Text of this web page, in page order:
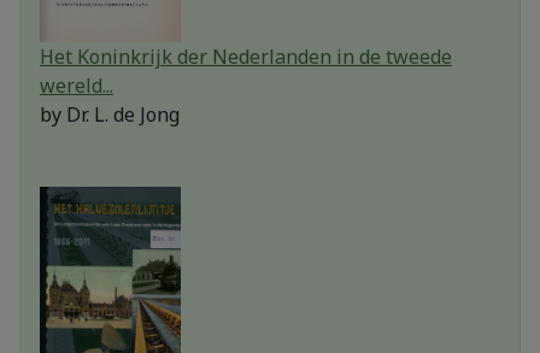
Het Koninkrijk der Nederlanden in de tweede
wereld...
by Dr. L. de Jong